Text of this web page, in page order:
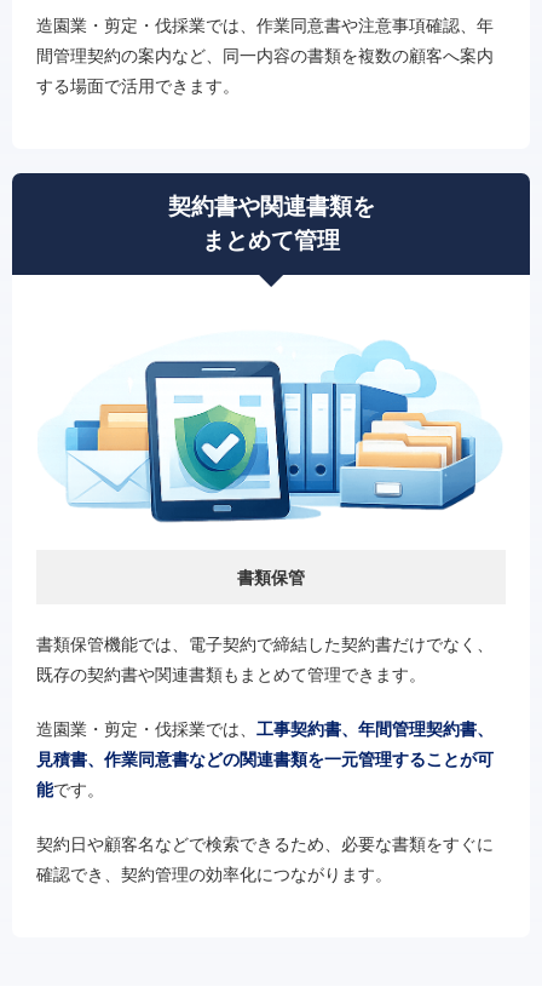
造園業・剪定・伐採業では、作業同意書や注意事項確認、年
間管理契約の案内など、同一内容の書類を複数の顧客へ案内
する場面で活用できます。
契約書や関連書類を
まとめて管理
書類保管
書類保管機能では、電子契約で締結した契約書だけでなく、
既存の契約書や関連書類もまとめて管理できます。
造園業・剪定・伐採業では、 工事契約書、年間管理契約書、
見積書、作業同意書などの関連書類を一元管理することが可
能です。
契約日や顧客名などで検索できるため、必要な書類をすぐに
確認でき、契約管理の効率化につながります。